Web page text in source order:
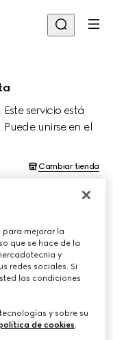
servicio está
unirse en el
Cambiar tienda
de la tienda (KST) y
asesoría de clientes.
para mejorar la
que se hace de la
y
redes sociales. Si
las condiciones
y sobre su
de cookies.